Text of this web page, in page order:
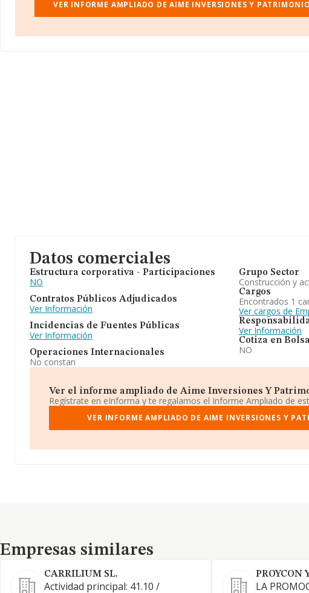
de la facturación de ventas entre todas las compañías asciende a los 128
relación con la información de la provincia de Madrid, en la base de datos
ulterior información de interés en el ámbito sectorial, la media de
VER INFORME AMPLIADO DE AIME INVERSIONES Y
Datos comerciales
Estructura corporativa - Participaciones
NO
Contratos Públicos Adjudicados
Ver Información
Incidencias de Fuentes Públicas
Ver Información
Operaciones Internacionales
No constan
Grupo Sector
Construcción y
Cargos
Encontrados 1
Ver cargos de
Ver Información
Cotiza en
NO
Ver el informe ampliado de Aime Inversiones Y
Regístrate en eInforma y te regalamos el Informe Ampliado de
VER INFORME AMPLIADO DE AIME INVERSIONES Y
Empresas similares
Empresas similares
CARRILIUM SL.
Actividad principal: 41.10 /
PROYCON
LA